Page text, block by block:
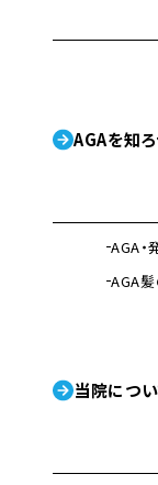
AGAを知ろ
AGA・
AGA
当院につ